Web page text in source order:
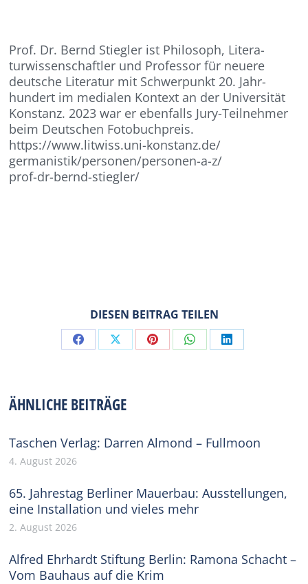
Prof. Dr. Bernd Stiegler ist Philosoph, Litera-
turwissenschaftler und Professor für neuere
deutsche Literatur mit Schwerpunkt 20. Jahr-
hundert im medialen Kontext an der Universität
Konstanz. 2023 war er ebenfalls Jury-Teilnehmer
beim Deutschen Fotobuchpreis.
https://www.litwiss.uni-konstanz.de/
germanistik/personen/personen-a-z/
prof-dr-bernd-stiegler/
DIESEN BEITRAG TEILEN
Share Share Share Share Share
ÄHNLICHE BEITRÄGE
Taschen Verlag: Darren Almond – Fullmoon
4. August 2026
65. Jahrestag Berliner Mauerbau: Ausstellungen,
eine Installation und vieles mehr
2. August 2026
Alfred Ehrhardt Stiftung Berlin: Ramona Schacht –
Vom Bauhaus auf die Krim